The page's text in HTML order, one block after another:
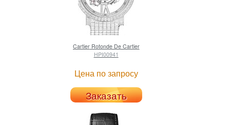
CartierRotonde De Cartier
HPI00941
Цена по запросу
Заказать